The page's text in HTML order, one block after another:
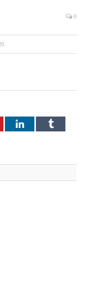
0
LinkedInTumblr